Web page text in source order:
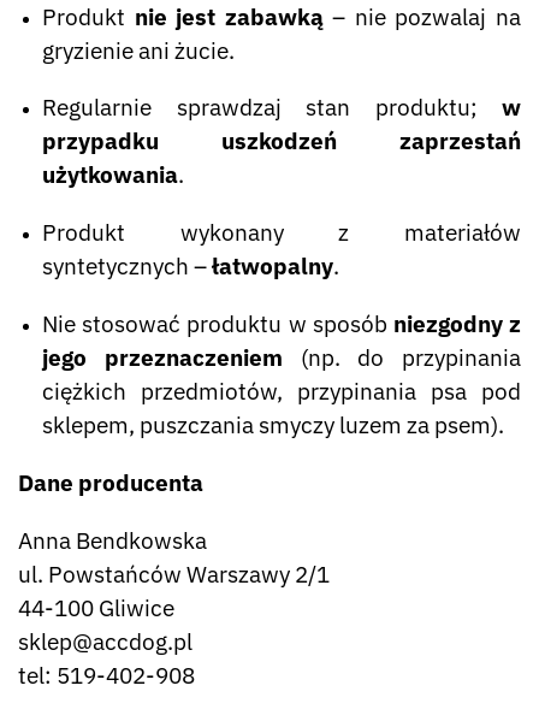
Produkt nie jest zabawką– nie pozwalaj na
gryzienie ani żucie.
Regularnie sprawdzaj stan produktu; w
przypadku uszkodzeń zaprzestań
użytkowania.
Produkt wykonany z materiałów
syntetycznych –łatwopalny.
Nie stosować produktu w sposób niezgodny z
jego przeznaczeniem (np. do przypinania
ciężkich przedmiotów, przypinania psa pod
sklepem, puszczania smyczy luzem za psem).
Dane producenta
Anna Bendkowska
ul. Powstańców Warszawy 2/1
44-100 Gliwice
sklep@accdog.pl
tel: 519-402-908